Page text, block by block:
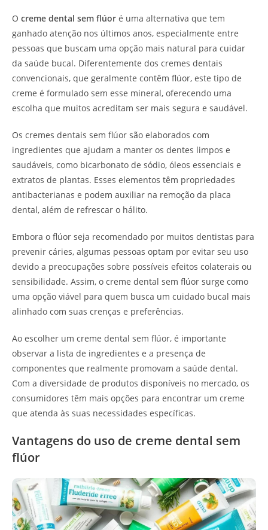
O creme dental sem flúor é uma alternativa que tem
ganhado atenção nos últimos anos, especialmente entre
pessoas que buscam uma opção mais natural para cuidar
da saúde bucal. Diferentemente dos cremes dentais
convencionais, que geralmente contêm flúor, este tipo de
creme é formulado sem esse mineral, oferecendo uma
escolha que muitos acreditam ser mais segura e saudável.
Os cremes dentais sem flúor são elaborados com
ingredientes que ajudam a manter os dentes limpos e
saudáveis, como bicarbonato de sódio, óleos essenciais e
extratos de plantas. Esses elementos têm propriedades
antibacterianas e podem auxiliar na remoção da placa
dental, além de refrescar o hálito.
Embora o flúor seja recomendado por muitos dentistas para
prevenir cáries, algumas pessoas optam por evitar seu uso
devido a preocupações sobre possíveis efeitos colaterais ou
sensibilidade. Assim, o creme dental sem flúor surge como
uma opção viável para quem busca um cuidado bucal mais
alinhado com suas crenças e preferências.
Ao escolher um creme dental sem flúor, é importante
observar a lista de ingredientes e a presença de
componentes que realmente promovam a saúde dental.
Com a diversidade de produtos disponíveis no mercado, os
consumidores têm mais opções para encontrar um creme
que atenda às suas necessidades específicas.
Vantagens do uso de creme dental sem
flúor